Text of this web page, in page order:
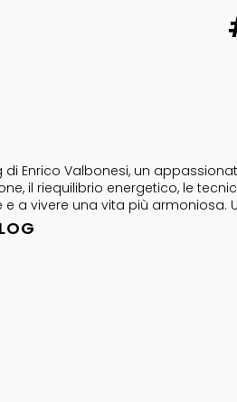
di Enrico Valbonesi, un
il riequilibrio energetico, le
a vivere una vita più armoniosa.